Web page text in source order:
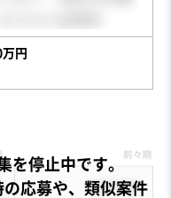
円
を停止中です。
応募や、類似案件